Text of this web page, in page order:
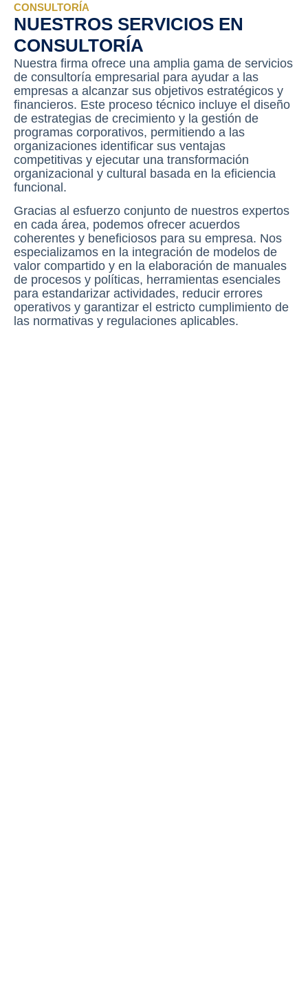
CONSULTORÍA
NUESTROS SERVICIOS EN
CONSULTORÍA
Nuestra firma ofrece una amplia gama de servicios
de consultoría empresarial para ayudar a las
empresas a alcanzar sus objetivos estratégicos y
financieros. Este proceso técnico incluye el diseño
de estrategias de crecimiento y la gestión de
programas corporativos, permitiendo a las
organizaciones identificar sus ventajas
competitivas y ejecutar una transformación
organizacional y cultural basada en la eficiencia
funcional.
Gracias al esfuerzo conjunto de nuestros expertos
en cada área, podemos ofrecer acuerdos
coherentes y beneficiosos para su empresa. Nos
especializamos en la integración de modelos de
valor compartido y en la elaboración de manuales
de procesos y políticas, herramientas esenciales
para estandarizar actividades, reducir errores
operativos y garantizar el estricto cumplimiento de
las normativas y regulaciones aplicables.